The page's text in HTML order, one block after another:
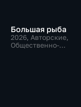
Большая рыба
2026, Авторские,
Общественно-